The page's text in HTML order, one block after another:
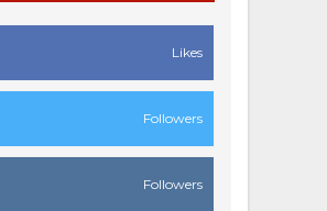
Likes
Followers
Followers